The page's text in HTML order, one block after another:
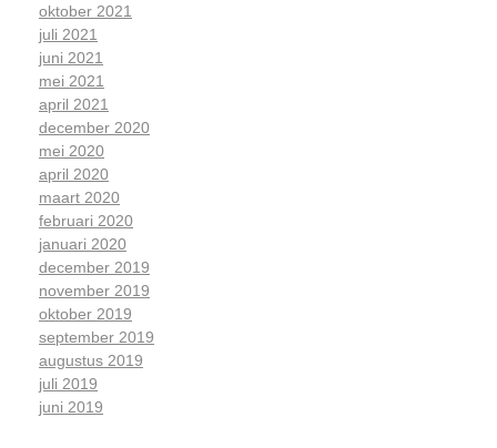
oktober 2021
juli 2021
juni 2021
mei 2021
april 2021
december 2020
mei 2020
april 2020
maart 2020
februari 2020
januari 2020
december 2019
november 2019
oktober 2019
september 2019
augustus 2019
juli 2019
juni 2019